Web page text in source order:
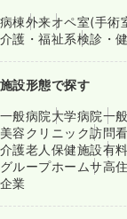
病棟外来オペ室(手術
介護・福祉系検診・
施設形態で探す
一般病院大学病院一
美容クリニック訪問
介護老人保健施設有
グループホームサ高住
企業